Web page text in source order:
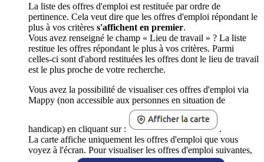
La liste des offres d'emploi est restituée par ordre de
pertinence. Cela veut dire que les offres d'emploi répondant le
plus à vos critères s'affichent en premier.
Vous avez renseigné le champ « Lieu de travail » ? La liste
restitue les offres répondant le plus à vos critères. Parmi
celles-ci sont d'abord restituées les offres dont le lieu de travail
est le plus proche de votre recherche.
Vous avez la possibilité de visualiser ces offres d'emploi via
Mappy (non accessible aux personnes en situation de
handicap) en cliquant sur :
.
La carte affiche uniquement les offres d'emploi que vous
voyez à l'écran. Pour visualiser les offres d'emploi suivantes,